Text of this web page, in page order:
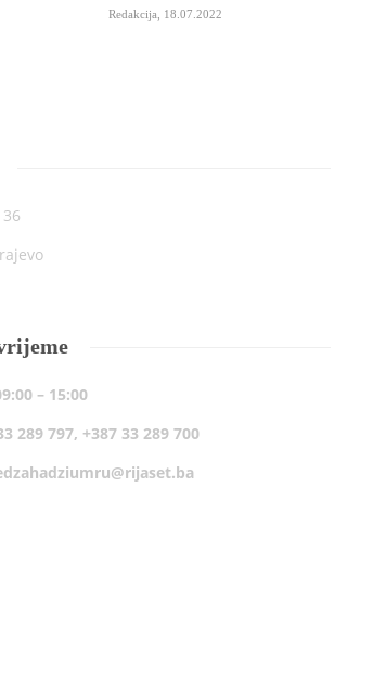
Redakcija 18.07.2022
– 15:00
289 797, +387 33 289 700